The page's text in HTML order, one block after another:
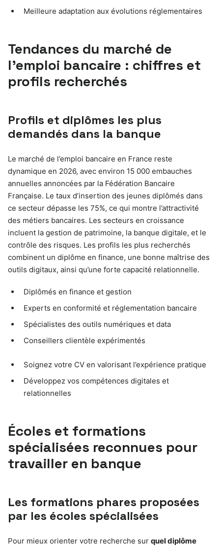
Meilleure adaptation aux évolutions réglementaires
Tendances du marché de
l’emploi bancaire : chiffres et
profils recherchés
Profils et diplômes les plus
demandés dans la banque
Le marché de l’emploi bancaire en France reste
dynamique en 2026, avec environ 15 000 embauches
annuelles annoncées par la Fédération Bancaire
Française. Le taux d’insertion des jeunes diplômés dans
ce secteur dépasse les 75%, ce qui montre l’attractivité
des métiers bancaires. Les secteurs en croissance
incluent la gestion de patrimoine, la banque digitale, et le
contrôle des risques. Les profils les plus recherchés
combinent un diplôme en finance, une bonne maîtrise des
outils digitaux, ainsi qu’une forte capacité relationnelle.
Diplômés en finance et gestion
Experts en conformité et réglementation bancaire
Spécialistes des outils numériques et data
Conseillers clientèle expérimentés
Soignez votre CV en valorisant l’expérience pratique
Développez vos compétences digitales et
relationnelles
Écoles et formations
spécialisées reconnues pour
travailler en banque
Les formations phares proposées
par les écoles spécialisées
Pour mieux orienter votre recherche sur quel diplôme